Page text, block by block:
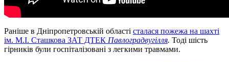
Раніше в Дніпропетровській області сталася пожежа на шахті
ім. М.І. Сташкова ЗАТ ДТЕК Павлоградвугілля. Тоді шість
гірників були госпіталізовані з легкими травмами.